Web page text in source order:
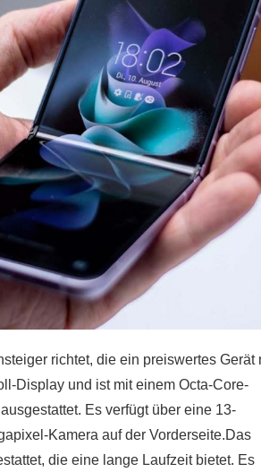
richtet, die ein preiswertes Gerät
Display und ist mit einem Octa-Core-
Es verfügt über eine 13-
Kamera auf der Vorderseite.Das
die eine lange Laufzeit bietet. Es